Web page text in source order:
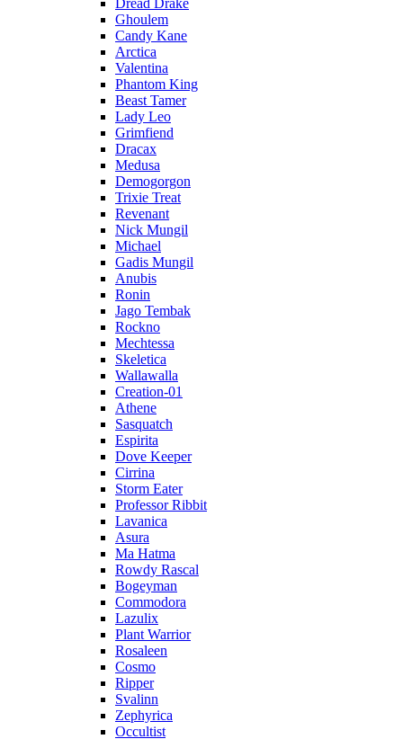
Dread Drake
Ghoulem
Candy Kane
Arctica
Valentina
Phantom King
Beast Tamer
Lady Leo
Grimfiend
Dracax
Medusa
Demogorgon
Trixie Treat
Revenant
Nick Mungil
Michael
Gadis Mungil
Anubis
Ronin
Jago Tembak
Rockno
Mechtessa
Skeletica
Wallawalla
Creation-01
Athene
Sasquatch
Espirita
Dove Keeper
Cirrina
Storm Eater
Professor Ribbit
Lavanica
Asura
Ma Hatma
Rowdy Rascal
Bogeyman
Commodora
Lazulix
Plant Warrior
Rosaleen
Cosmo
Ripper
Svalinn
Zephyrica
Occultist